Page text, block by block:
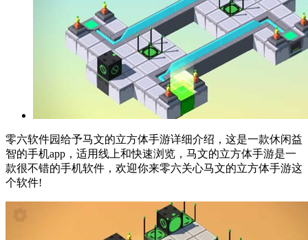
零六软件园给予马文的立方体手游详细介绍，这是一款休闲益
智的手机app，适用线上和快速浏览，马文的立方体手游是一
款很不错的手机软件，欢迎你来零六关心马文的立方体手游这
个软件!